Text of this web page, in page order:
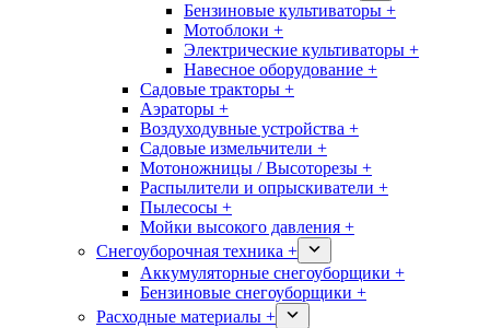
Бензиновые культиваторы +
Мотоблоки +
Электрические культиваторы +
Навесное оборудование +
Садовые тракторы +
Аэраторы +
Воздуходувные устройства +
Садовые измельчители +
Мотоножницы / Высоторезы +
Распылители и опрыскиватели +
Пылесосы +
Мойки высокого давления +
Снегоуборочная техника +
Аккумуляторные снегоуборщики +
Бензиновые снегоуборщики +
Расходные материалы +